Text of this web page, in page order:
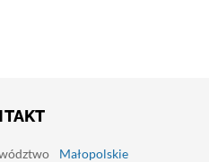
Małopolskie